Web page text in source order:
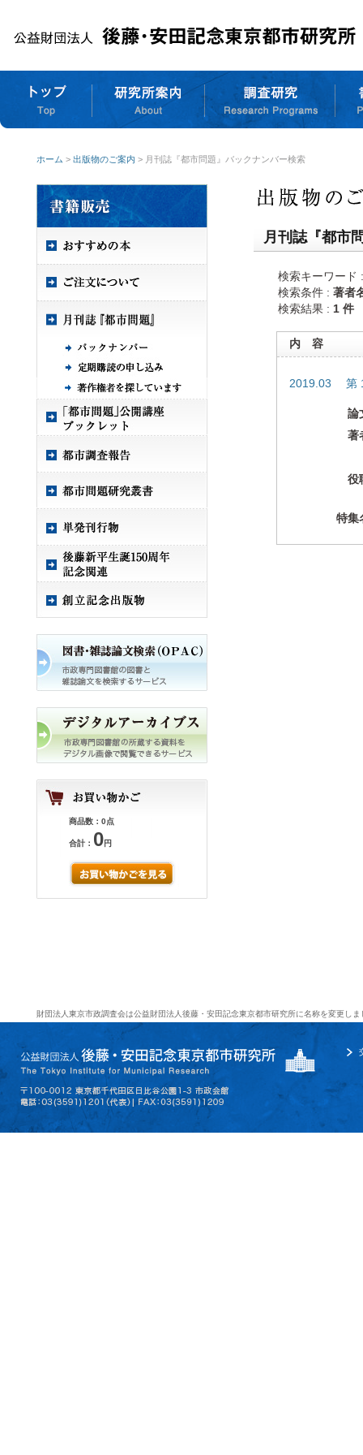
ホーム > 出版物のご案内 > 月刊誌『都市問題』バックナンバー検索
商品数：0点
合計： 0円
月刊誌『都市
検索キーワード
検索条件 : 著者
検索結果 : 1 件
内 容
2019.03 第
論
著
役
特集
財団法人東京市政調査会は公益財団法人後藤・安田記念東京都市研究所に名称を変更しま